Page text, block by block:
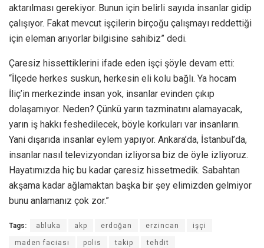
aktarılması gerekiyor. Bunun için belirli sayıda insanlar gidip
çalışıyor. Fakat mevcut işçilerin birçoğu çalışmayı reddettiği
için eleman arıyorlar bilgisine sahibiz” dedi.
Çaresiz hissettiklerini ifade eden işçi şöyle devam etti:
“İlçede herkes suskun, herkesin eli kolu bağlı. Ya hocam
İliç’in merkezinde insan yok, insanlar evinden çıkıp
dolaşamıyor. Neden? Çünkü yarın tazminatını alamayacak,
yarın iş hakkı feshedilecek, böyle korkuları var insanların.
Yani dışarıda insanlar eylem yapıyor. Ankara’da, İstanbul’da,
insanlar nasıl televizyondan izliyorsa biz de öyle izliyoruz.
Hayatımızda hiç bu kadar çaresiz hissetmedik. Sabahtan
akşama kadar ağlamaktan başka bir şey elimizden gelmiyor
bunu anlamanız çok zor.”
Tags: abluka akp erdoğan erzincan işçi
maden faciası polis takip tehdit